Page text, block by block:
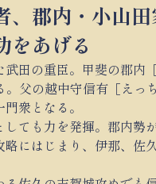
、郡内・小山
をあげる
武田の重臣。甲斐の郡内
。父の越中守信有［え
衆となる。
ても力を発揮。郡内勢
略にはじまり、伊那、